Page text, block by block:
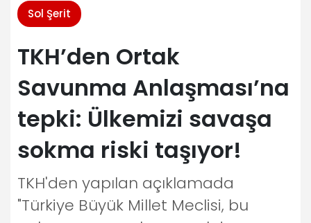
Sol Şerit
TKH’den Ortak
Savunma Anlaşması’na
tepki: Ülkemizi savaşa
sokma riski taşıyor!
TKH'den yapılan açıklamada
"Türkiye Büyük Millet Meclisi, bu